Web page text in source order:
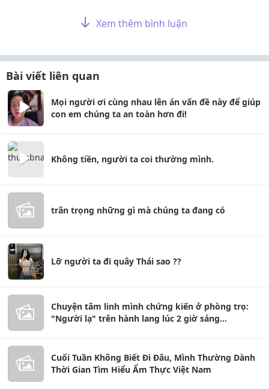
Xem thêm bình luận
Bài viết liên quan
Mọi người ơi cùng nhau lên án vấn đề này để giúp
con em chúng ta an toàn hơn đi!
Không tiền, người ta coi thường mình.
trân trọng những gì mà chúng ta đang có
Lỡ người ta đi quây Thái sao ??
Chuyện tâm linh mình chứng kiến ở phòng trọ:
"Người lạ" trên hành lang lúc 2 giờ sáng...
Cuối Tuần Không Biết Đi Đâu, Mình Thường Dành
Thời Gian Tìm Hiểu Ẩm Thực Việt Nam